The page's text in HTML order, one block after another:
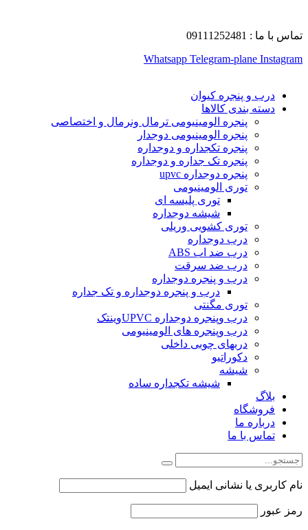
تماس با ما : 09111252481
Whatsapp Telegram-plane Instagram
درب و پنجره کیوان
دسته بندی کالاها
پنجره الومینیومی ترمال ونرمال و اختصاصی
پنجره الومینیومی دوجدار
پنجره تکجداره و دوجداره
پنجره تک جداره و دوجداره
پنجره دوجداره upvc
توری الومینیومی
توری پلیسه ای
شیشه دوجداره
توری کشویی وریلی
درب دوجداره
درب ضد اب ABS
درب ضد سرقت
درب و پنجره دوجداره
درب و پنجره دوجداره و تک جداره
توری مگنتی
درب وپنجره دوجداره UPVCوینتک
درب وپنجره های الومینیومی
دربهای چوبی داخلی
دکوراتیو
شیشه
شیشه تکجداره ساده
بلاگ
فروشگاه
درباره ما
تماس با ما
نام کاربری یا نشانی ایمیل
رمز عبور